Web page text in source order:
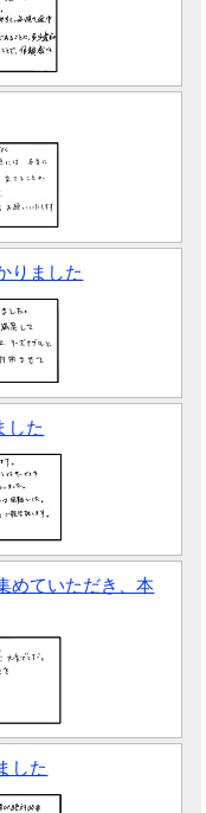
りました
した
めていただき、本
した